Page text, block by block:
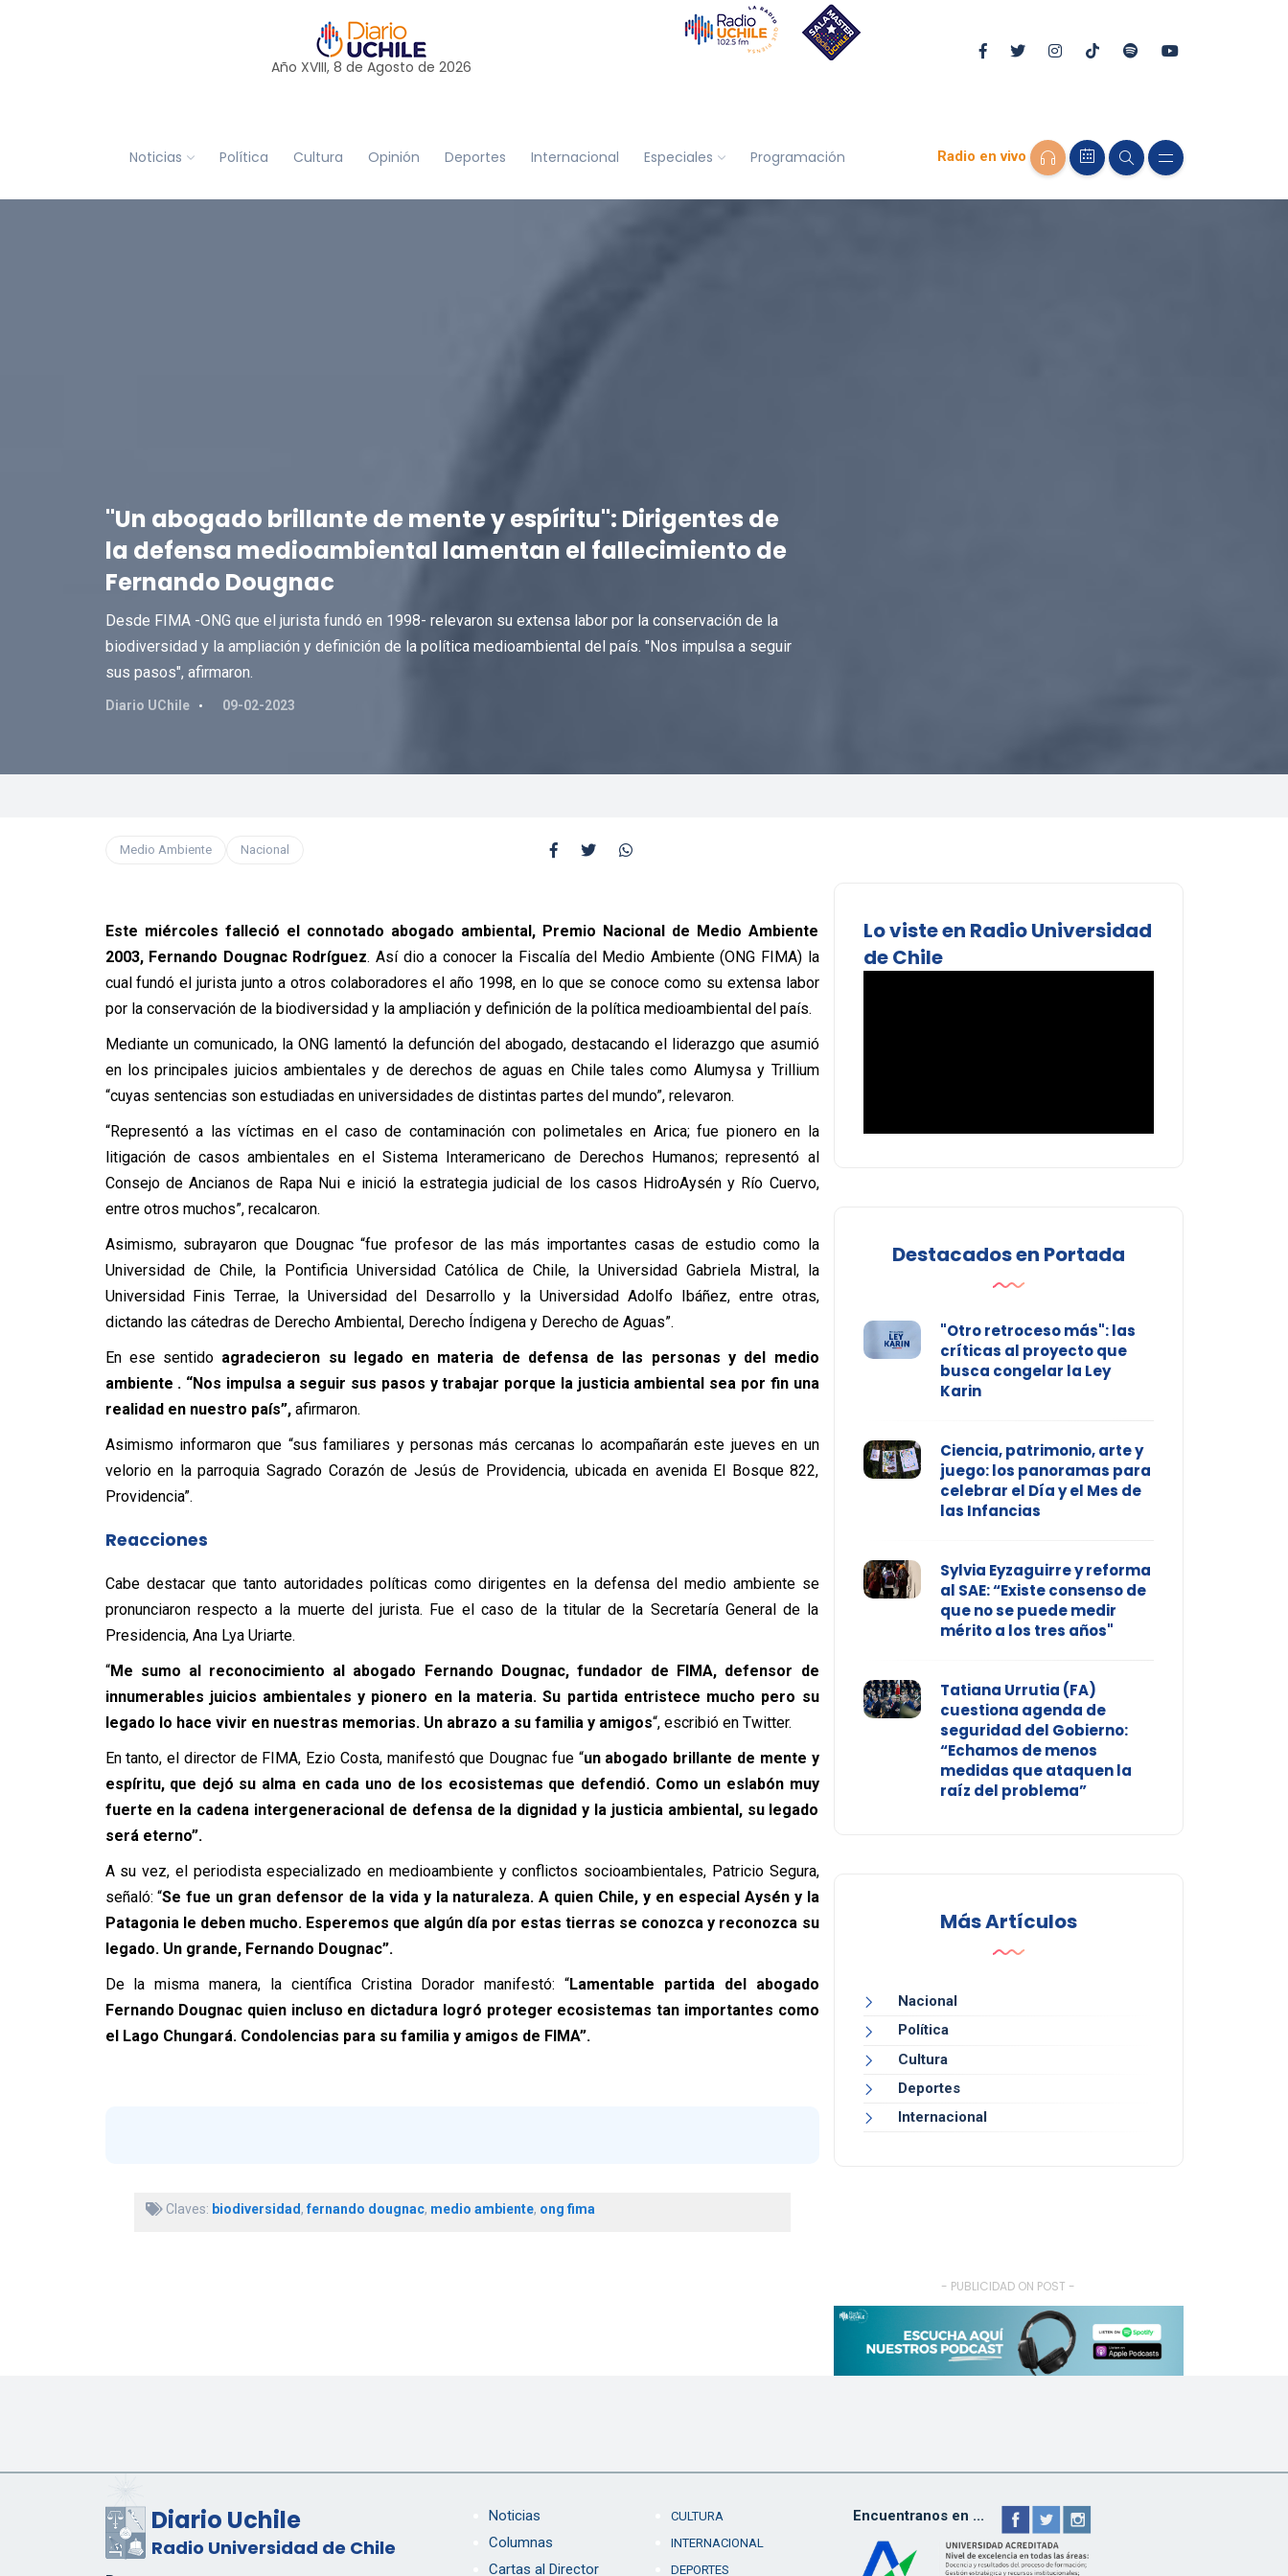
Año XVIII, 8 de Agosto de 2026
Noticias Política Cultura Opinión Deportes Internacional Especiales Programación Radio en vivo
"Un abogado brillante de mente y espíritu": Dirigentes de
la defensa medioambiental lamentan el fallecimiento de
Fernando Dougnac
Desde FIMA -ONG que el jurista fundó en 1998- relevaron su extensa labor por la conservación de la
biodiversidad y la ampliación y definición de la política medioambiental del país. "Nos impulsa a seguir
sus pasos", afirmaron.
Diario UChile 09-02-2023
Medio Ambiente Nacional
Este miércoles falleció el connotado abogado ambiental, Premio Nacional de Medio Ambiente
2003, Fernando Dougnac Rodríguez. Así dio a conocer la Fiscalía del Medio Ambiente (ONG FIMA) la
cual fundó el jurista junto a otros colaboradores el año 1998, en lo que se conoce como su extensa labor
por la conservación de la biodiversidad y la ampliación y definición de la política medioambiental del país.
Mediante un comunicado, la ONG lamentó la defunción del abogado, destacando el liderazgo que asumió
en los principales juicios ambientales y de derechos de aguas en Chile tales como Alumysa y Trillium
“cuyas sentencias son estudiadas en universidades de distintas partes del mundo”, relevaron.
“Representó a las víctimas en el caso de contaminación con polimetales en Arica; fue pionero en la
litigación de casos ambientales en el Sistema Interamericano de Derechos Humanos; representó al
Consejo de Ancianos de Rapa Nui e inició la estrategia judicial de los casos HidroAysén y Río Cuervo,
entre otros muchos”, recalcaron.
Asimismo, subrayaron que Dougnac “fue profesor de las más importantes casas de estudio como la
Universidad de Chile, la Pontificia Universidad Católica de Chile, la Universidad Gabriela Mistral, la
Universidad Finis Terrae, la Universidad del Desarrollo y la Universidad Adolfo Ibáñez, entre otras,
dictando las cátedras de Derecho Ambiental, Derecho Índigena y Derecho de Aguas”.
En ese sentido agradecieron su legado en materia de defensa de las personas y del medio
ambiente . “Nos impulsa a seguir sus pasos y trabajar porque la justicia ambiental sea por fin una
realidad en nuestro país”, afirmaron.
Asimismo informaron que “sus familiares y personas más cercanas lo acompañarán este jueves en un
velorio en la parroquia Sagrado Corazón de Jesús de Providencia, ubicada en avenida El Bosque 822,
Providencia”.
Reacciones
Cabe destacar que tanto autoridades políticas como dirigentes en la defensa del medio ambiente se
pronunciaron respecto a la muerte del jurista. Fue el caso de la titular de la Secretaría General de la
Presidencia, Ana Lya Uriarte.
“Me sumo al reconocimiento al abogado Fernando Dougnac, fundador de FIMA, defensor de
innumerables juicios ambientales y pionero en la materia. Su partida entristece mucho pero su
legado lo hace vivir en nuestras memorias. Un abrazo a su familia y amigos“, escribió en Twitter.
En tanto, el director de FIMA, Ezio Costa, manifestó que Dougnac fue “un abogado brillante de mente y
espíritu, que dejó su alma en cada uno de los ecosistemas que defendió. Como un eslabón muy
fuerte en la cadena intergeneracional de defensa de la dignidad y la justicia ambiental, su legado
será eterno”.
A su vez, el periodista especializado en medioambiente y conflictos socioambientales, Patricio Segura,
señaló: “Se fue un gran defensor de la vida y la naturaleza. A quien Chile, y en especial Aysén y la
Patagonia le deben mucho. Esperemos que algún día por estas tierras se conozca y reconozca su
legado. Un grande, Fernando Dougnac”.
De la misma manera, la científica Cristina Dorador manifestó: “Lamentable partida del abogado
Fernando Dougnac quien incluso en dictadura logró proteger ecosistemas tan importantes como
el Lago Chungará. Condolencias para su familia y amigos de FIMA”.
Claves: biodiversidad ,fernando dougnac, medio ambiente, ong fima
Lo viste en Radio Universidad
de Chile
Destacados en Portada
"Otro retroceso más": las
críticas al proyecto que
busca congelar la Ley
Karin
Ciencia, patrimonio, arte y
juego: los panoramas para
celebrar el Día y el Mes de
las Infancias
Sylvia Eyzaguirre y reforma
al SAE: “Existe consenso de
que no se puede medir
mérito a los tres años"
Tatiana Urrutia (FA)
cuestiona agenda de
seguridad del Gobierno:
“Echamos de menos
medidas que ataquen la
raíz del problema”
Más Artículos
Nacional
Política
Cultura
Deportes
Internacional
- PUBLICIDAD ON POST -
Diario Uchile
Radio Universidad de Chile
Noticias
Columnas
Cartas al Director
CULTURA
INTERNACIONAL
DEPORTES
Encuentranos en ...